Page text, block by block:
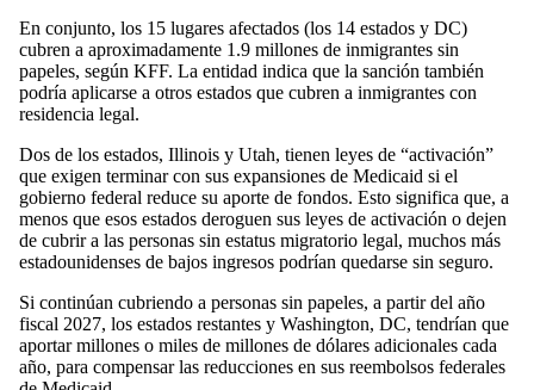
En conjunto, los 15 lugares afectados (los 14 estados y DC)
cubren a aproximadamente 1.9 millones de inmigrantes sin
papeles, según KFF. La entidad indica que la sanción también
podría aplicarse a otros estados que cubren a inmigrantes con
residencia legal.
Dos de los estados, Illinois y Utah, tienen leyes de “activación”
que exigen terminar con sus expansiones de Medicaid si el
gobierno federal reduce su aporte de fondos. Esto significa que, a
menos que esos estados deroguen sus leyes de activación o dejen
de cubrir a las personas sin estatus migratorio legal, muchos más
estadounidenses de bajos ingresos podrían quedarse sin seguro.
Si continúan cubriendo a personas sin papeles, a partir del año
fiscal 2027, los estados restantes y Washington, DC, tendrían que
aportar millones o miles de millones de dólares adicionales cada
año, para compensar las reducciones en sus reembolsos federales